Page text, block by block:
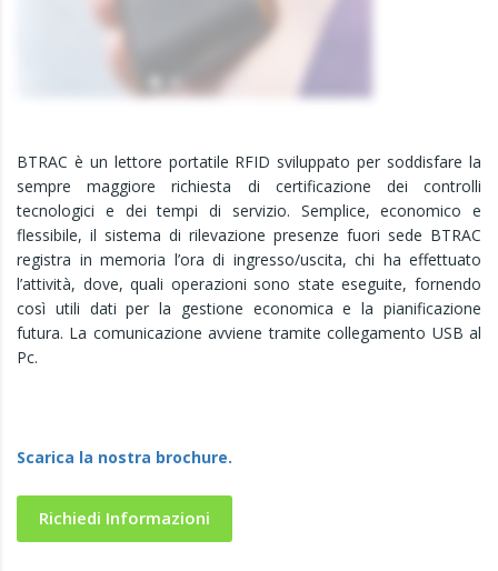
BTRAC è un lettore portatile RFID sviluppato per soddisfare la
sempre maggiore richiesta di certificazione dei controlli
tecnologici e dei tempi di servizio. Semplice, economico e
flessibile, il sistema di rilevazione presenze fuori sede BTRAC
registra in memoria l’ora di ingresso/uscita, chi ha effettuato
l’attività, dove, quali operazioni sono state eseguite, fornendo
così utili dati per la gestione economica e la pianificazione
futura. La comunicazione avviene tramite collegamento USB al
Pc.
Scarica la nostra brochure.
Richiedi Informazioni